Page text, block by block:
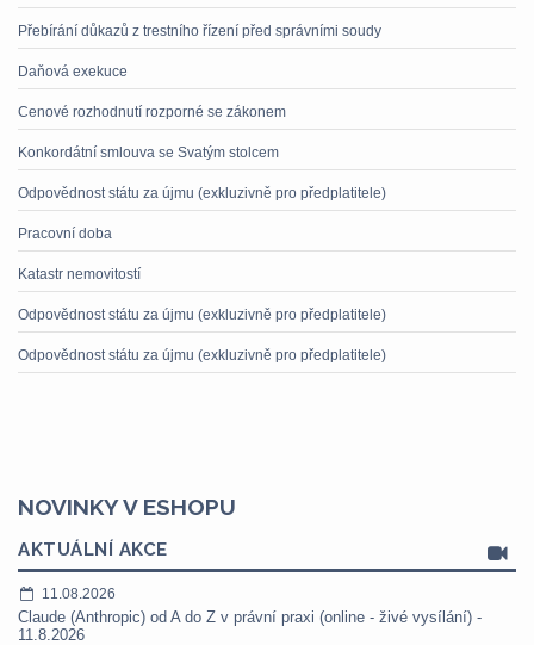
Přebírání důkazů z trestního řízení před správními soudy
Daňová exekuce
Cenové rozhodnutí rozporné se zákonem
Konkordátní smlouva se Svatým stolcem
Odpovědnost státu za újmu (exkluzivně pro předplatitele)
Pracovní doba
Katastr nemovitostí
Odpovědnost státu za újmu (exkluzivně pro předplatitele)
Odpovědnost státu za újmu (exkluzivně pro předplatitele)
NOVINKY V ESHOPU
AKTUÁLNÍ AKCE
11.08.2026
Claude (Anthropic) od A do Z v právní praxi (online - živé vysílání) -
11.8.2026